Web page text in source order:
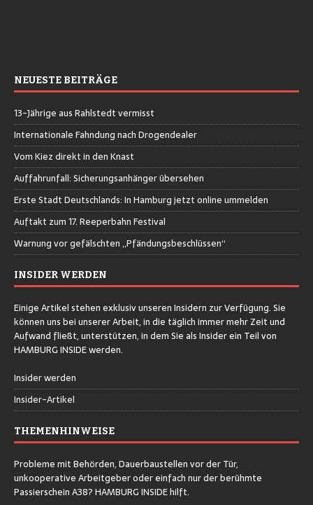
NEUESTE BEITRÄGE
13-Jährige aus Rahlstedt vermisst
Internationale Fahndung nach Drogendealer
Vom Kiez direkt in den Knast
Auffahrunfall: Sicherungsanhänger übersehen
Erste Stadt Deutschlands: In Hamburg jetzt online ummelden
Auftakt zum 17. Reeperbahn Festival
Warnung vor gefälschten „Pfändungsbeschlüssen“
INSIDER WERDEN
Einige Artikel stehen exklusiv unseren Insidern zur Verfügung. Sie
können uns bei unserer Arbeit, in die täglich immer mehr Zeit und
Aufwand fließt, unterstützen, in dem Sie als Insider ein Teil von
HAMBURG INSIDE werden.
Insider werden
Insider-Artikel
THEMENHINWEISE
Probleme mit Behörden, Dauerbaustellen vor der Tür,
unkooperative Arbeitgeber oder einfach nur der berühmte
Passierschein A38? HAMBURG INSIDE hilft.